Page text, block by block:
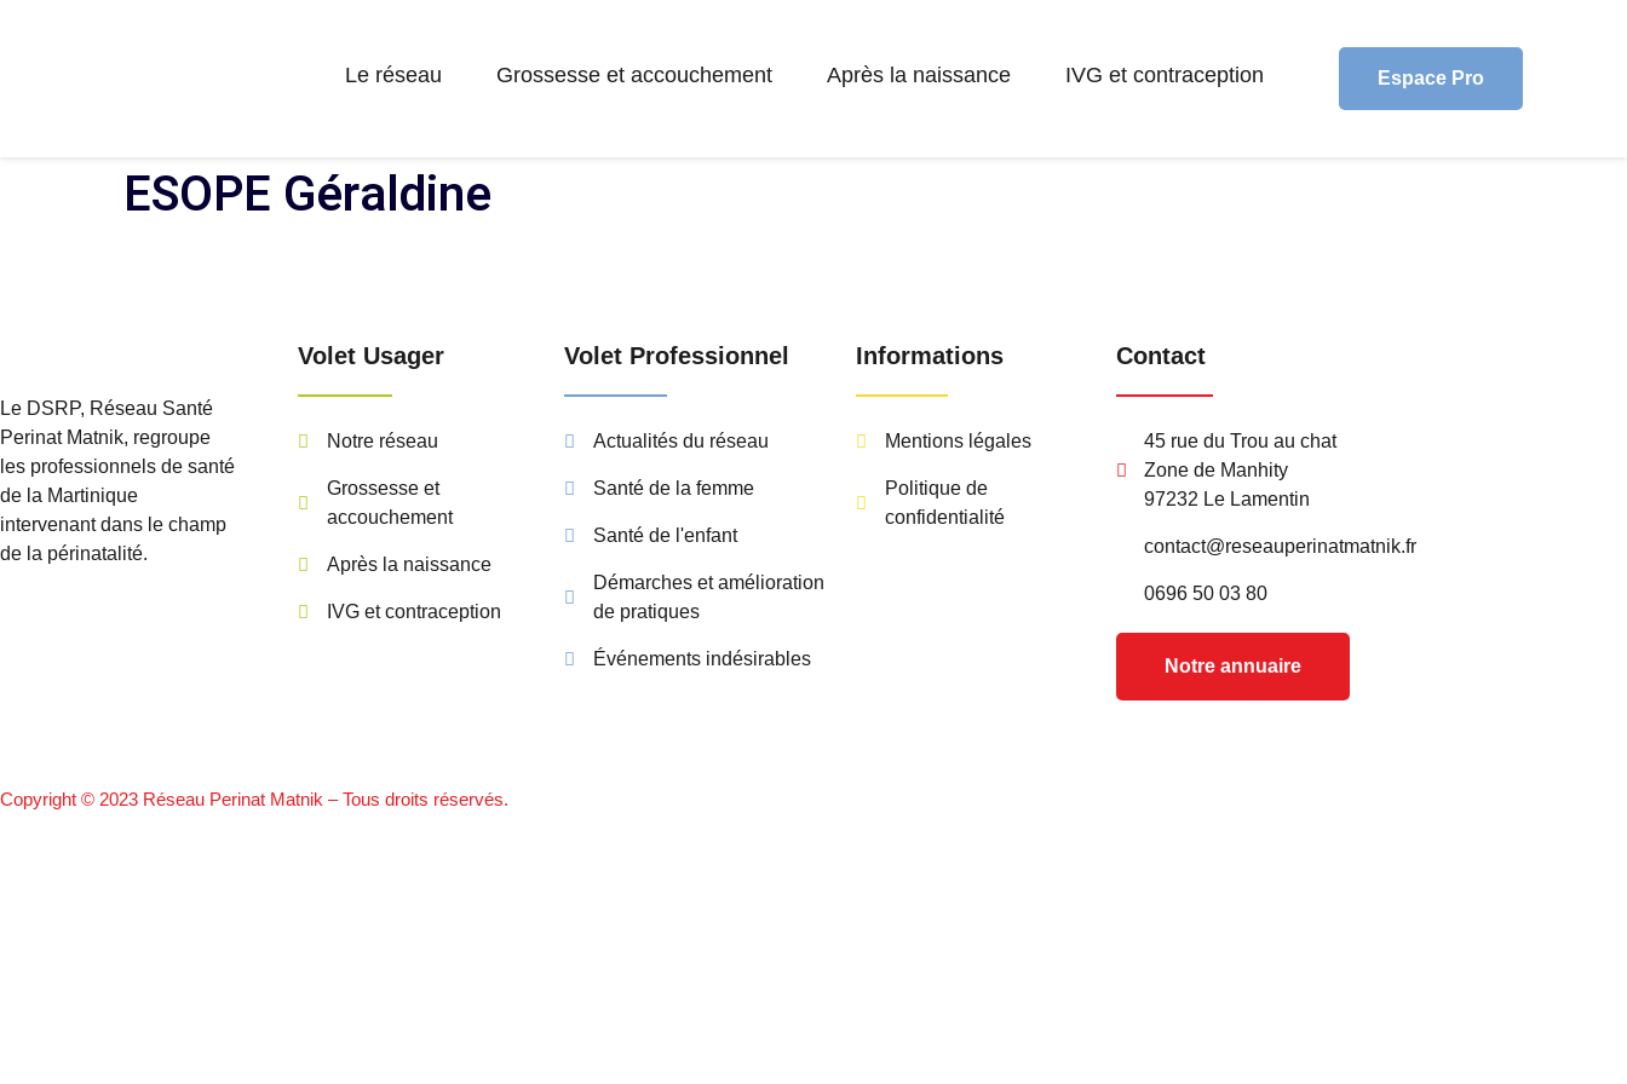
Le réseau Grossesse et accouchement Après la naissance IVG et contraception Espace Pro
ESOPE Géraldine
Le DSRP, Réseau Santé
Perinat Matnik, regroupe
les professionnels de santé
de la Martinique
intervenant dans le champ
de la périnatalité.
Volet Usager
Notre réseau
Grossesse et
accouchement
Après la naissance
IVG et contraception
Volet Professionnel
Actualités du réseau
Santé de la femme
Santé de l'enfant
Démarches et amélioration
de pratiques
Événements indésirables
Informations
Mentions légales
Politique de
confidentialité
Contact
45 rue du Trou au chat
Zone de Manhity
97232 Le Lamentin
contact@reseauperinatmatnik.fr
0696 50 03 80
Notre annuaire
Copyright © 2023 Réseau Perinat Matnik – Tous droits réservés.